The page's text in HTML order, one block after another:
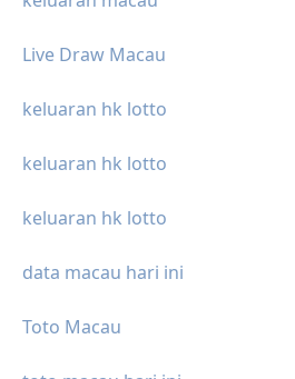
Live Draw Macau
keluaran hk lotto
keluaran hk lotto
keluaran hk lotto
data macau hari ini
Toto Macau